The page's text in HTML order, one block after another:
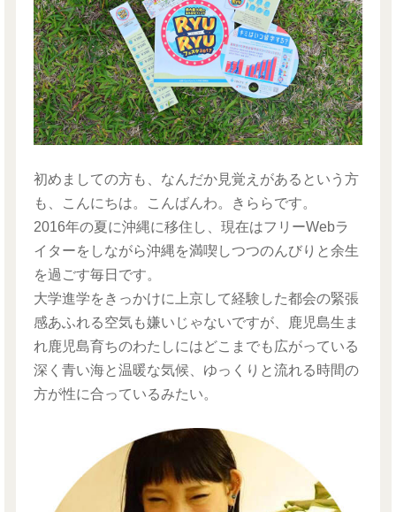
初めましての方も、なんだか見覚えがあるという方
も、こんにちは。こんばんわ。きららです。
2016年の夏に沖縄に移住し、現在はフリーWebラ
イターをしながら沖縄を満喫しつつのんびりと余生
を過ごす毎日です。
大学進学をきっかけに上京して経験した都会の緊張
感あふれる空気も嫌いじゃないですが、鹿児島生ま
れ鹿児島育ちのわたしにはどこまでも広がっている
深く青い海と温暖な気候、ゆっくりと流れる時間の
方が性に合っているみたい。